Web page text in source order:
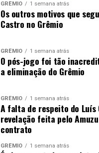
GRÊMIO 1 semana atrás
Os outros motivos que
Castro no Grêmio
GRÊMIO 1 semana atrás
O pós-jogo foi tão
a eliminação do Grêmio
GRÊMIO 1 semana atrás
A falta de respeito do Luís
revelação feita pelo
contrato
GRÊMIO 1 semana atrás